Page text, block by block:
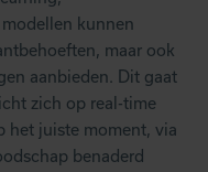
kunnen
maar ook
aanbieden. Dit gaat
zich op real-time
het juiste moment, via
benaderd